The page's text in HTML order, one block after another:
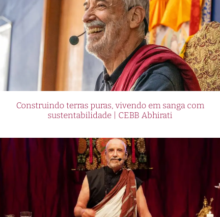
Construindo terras puras, vivendo em sanga com
sustentabilidade | CEBB Abhirati